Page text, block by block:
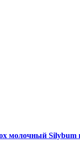
молочный Silybum